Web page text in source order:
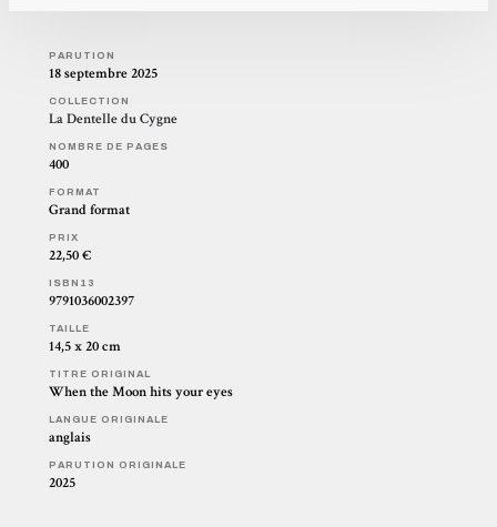
PARUTION
18 septembre 2025
COLLECTION
La Dentelle du Cygne
NOMBRE DE PAGES
400
FORMAT
Grand format
PRIX
22,50 €
ISBN13
9791036002397
TAILLE
14,5 x 20 cm
TITRE ORIGINAL
When the Moon hits your eyes
LANGUE ORIGINALE
anglais
PARUTION ORIGINALE
2025